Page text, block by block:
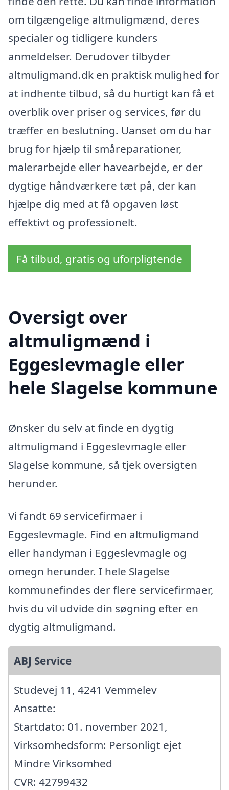
om tilgængelige altmuligmænd, deres
specialer og tidligere kunders
anmeldelser. Derudover tilbyder
altmuligmand.dk en praktisk mulighed for
at indhente tilbud, så du hurtigt kan få et
overblik over priser og services, før du
træffer en beslutning. Uanset om du har
brug for hjælp til småreparationer,
malerarbejde eller havearbejde, er der
dygtige håndværkere tæt på, der kan
hjælpe dig med at få opgaven løst
effektivt og professionelt.
Få tilbud, gratis og uforpligtende
Oversigt over
altmuligmænd i
Eggeslevmagle eller
hele Slagelse kommune
Ønsker du selv at finde en dygtig
altmuligmand i Eggeslevmagle eller
Slagelse kommune, så tjek oversigten
herunder.
Vi fandt 69 servicefirmaer i
Eggeslevmagle. Find en altmuligmand
eller handyman i Eggeslevmagle og
omegn herunder. I hele Slagelse
kommunefindes der flere servicefirmaer,
hvis du vil udvide din søgning efter en
dygtig altmuligmand.
ABJ Service
Studevej 11, 4241 Vemmelev
Ansatte:
Startdato: 01. november 2021,
Virksomhedsform: Personligt ejet
Mindre Virksomhed
CVR: 42799432